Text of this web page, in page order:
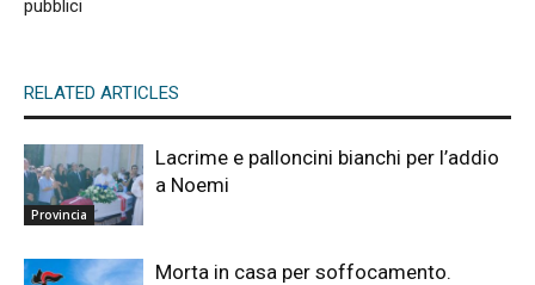
pubblici
RELATED ARTICLES
Provincia
Lacrime e palloncini bianchi per l’addio
a Noemi
Morta in casa per soffocamento.